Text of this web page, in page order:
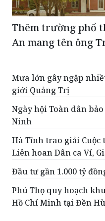
Thêm trường phổ
An mang tên ông
Mưa lớn gây ngập
giới Quảng Trị
Ngày hội Toàn dân
Ninh
Hà Tĩnh trao giải Cuộc
Liên hoan Dân ca Ví,
Đầu tư gần 1.000 tỷ
Phú Thọ quy hoạch
Hồ Chí Minh tại Đền